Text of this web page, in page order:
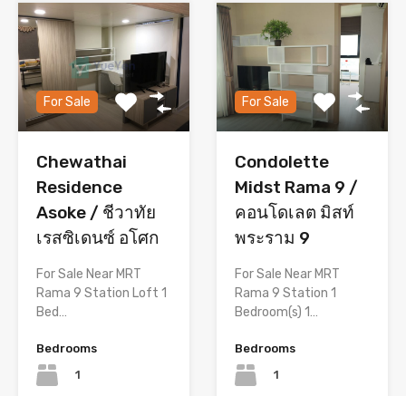
For Sale
Chewathai
Residence
Asoke / ชีวาทัย
เรสซิเดนซ์ อโศก
For Sale Near MRT
Rama 9 Station Loft 1
Bed…
Bedrooms
1
For Sale
Condolette
Midst Rama 9 /
คอนโดเลต มิสท์
พระราม 9
For Sale Near MRT
Rama 9 Station 1
Bedroom(s) 1…
Bedrooms
1